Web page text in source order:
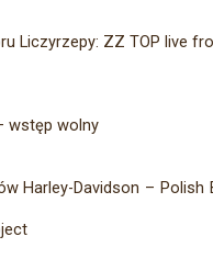
Liczyrzepy: ZZ TOP live
wstęp wolny
Harley-Davidson – Polish